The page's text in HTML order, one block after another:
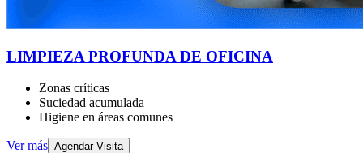
LIMPIEZA PROFUNDA DE OFICINA
Zonas críticas
Suciedad acumulada
Higiene en áreas comunes
Ver más Agendar Visita